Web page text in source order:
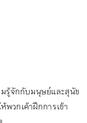
รู้จักกับมนุษย์และสุนัข
วกเค้าฝึกการเข้า